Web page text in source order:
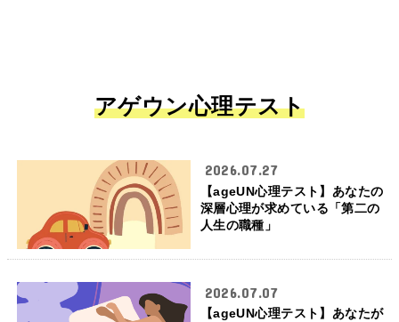
アゲウン心理テスト
2026.07.27
【ageUN心理テスト】あなたの
深層心理が求めている「第二の
人生の職種」
2026.07.07
【ageUN心理テスト】あなたが